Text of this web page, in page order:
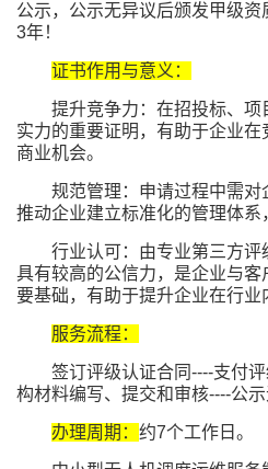
公示，公示无异议后颁发甲级
3年！
证书作用与意义：
提升竞争力：在招投标、
实力的重要证明，有助于企业
商业机会。
规范管理：申请过程中需对
推动企业建立标准化的管理体系
行业认可：由专业第三方
具有较高的公信力，是企业与
要基础，有助于提升企业在行业
服务流程：
签订评级认证合同----支付
构材料编写、提交和审核----公示
办理周期： 约7个工作日。